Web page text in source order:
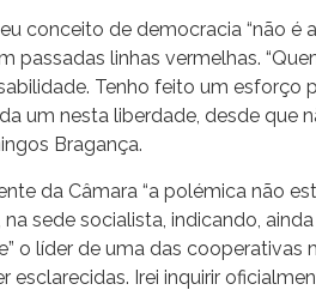
conceito de democracia “não é
passadas linhas vermelhas.
Tenho feito um esforço
um nesta liberdade, desde que
Bragança.
da Câmara “a polémica não
na sede socialista, indicando,
o líder de uma das cooperativas
esclarecidas. Irei inquirir